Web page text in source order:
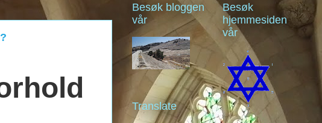
Besøk bloggen
vår
Translate
Besøk
hjemmesiden
vår